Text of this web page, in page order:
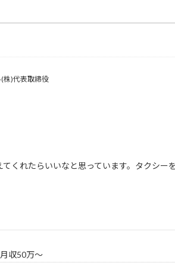
アルを活用して、初月から余裕を持
株)代表取締役
くれたらいいなと思っています。タクシー
収50万〜